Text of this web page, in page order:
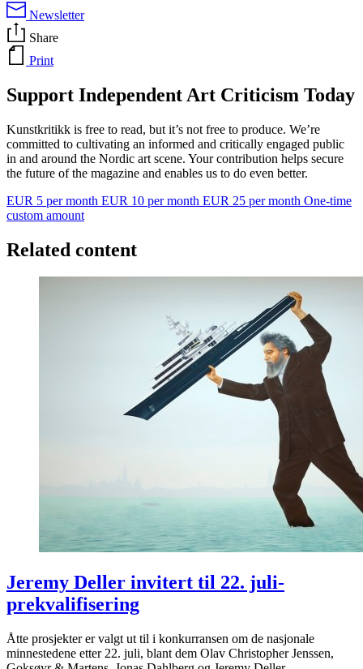
Newsletter
Share
Print
Support Independent Art Criticism Today
Kunstkritikk is free to read, but it’s not free to produce. We’re
committed to cultivating an informed and critically engaged public
in and around the Nordic art scene. Your contribution helps secure
the future of the magazine and enables us to do even better.
EUR 5 per month EUR 10 per month EUR 25 per month One-time
custom amount
Related content
Jeremy Deller invitert til 22. juli-
prekvalifisering
Åtte prosjekter er valgt ut til i konkurransen om de nasjonale
minnestedene etter 22. juli, blant dem Olav Christopher Jenssen,